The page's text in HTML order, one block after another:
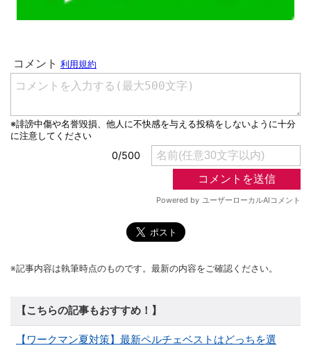
※記事内容は執筆時点のものです。最新の内容をご確認ください。
【こちらの記事もおすすめ！】
【ワークマン夏対策】最新ペルチェベストはどっちを選